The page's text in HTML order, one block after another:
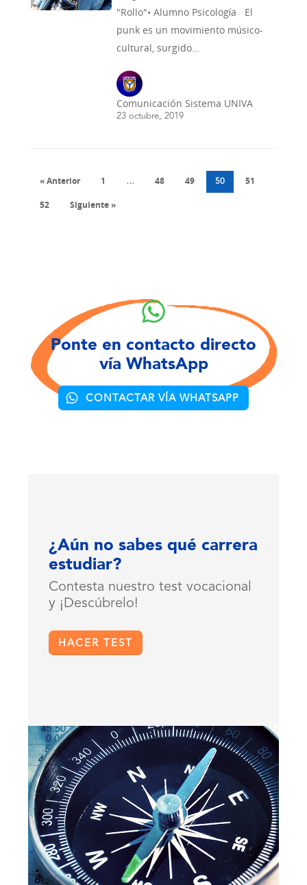
"Rollo"• Alumno Psicología El
punk es un movimiento músico-
cultural, surgido…
Comunicación Sistema UNIVA
23 octubre, 2019
« Anterior 1 … 48 49 50 51
52 Siguiente »
Ponte en contacto directo
vía WhatsApp
CONTACTAR VÍA WHATSAPP
¿Aún no sabes qué carrera
estudiar?
Contesta nuestro test vocacional
y ¡Descúbrelo!
HACER TEST